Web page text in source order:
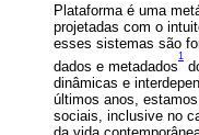
Plataforma é uma
projetadas com o
esses sistemas são
dados e metadados
1
dinâmicas e
últimos anos,
sociais, inclusive no